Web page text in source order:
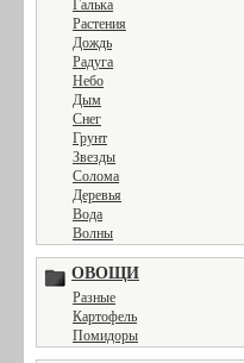
Галька
Растения
Дождь
Радуга
Небо
Дым
Снег
Грунт
Звезды
Солома
Деревья
Вода
Волны
ОВОЩИ
Разные
Картофель
Помидоры